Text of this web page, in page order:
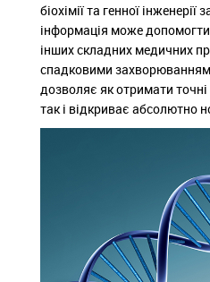
біохімії та генної
інформація може
інших складних медичних
спадковими
дозволяє як отримати точні
так і відкриває абсолютно